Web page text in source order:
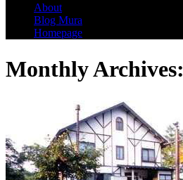
About
Blog Mura
Homepage
Monthly Archives: